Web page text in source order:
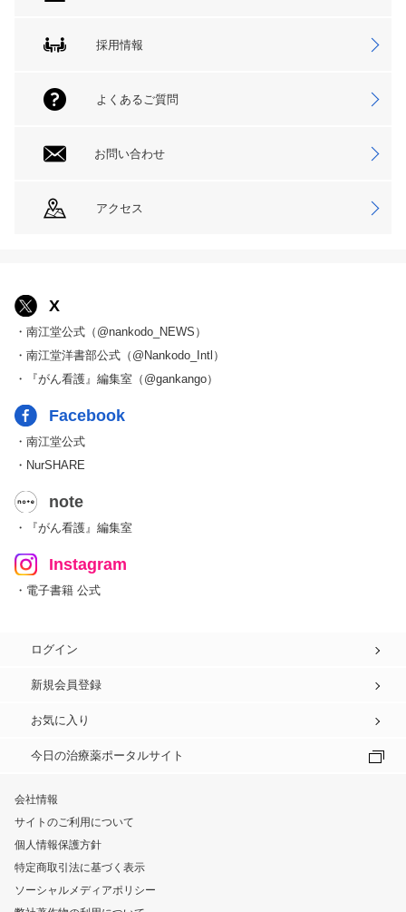
採用情報
よくあるご質問
お問い合わせ
アクセス
X
・南江堂公式（@nankodo_NEWS）
・南江堂洋書部公式（@Nankodo_Intl）
・『がん看護』編集室（@gankango）
Facebook
・南江堂公式
・NurSHARE
note
・『がん看護』編集室
Instagram
・電子書籍 公式
ログイン
新規会員登録
お気に入り
今日の治療薬ポータルサイト
会社情報
サイトのご利用について
個人情報保護方針
特定商取引法に基づく表示
ソーシャルメディアポリシー